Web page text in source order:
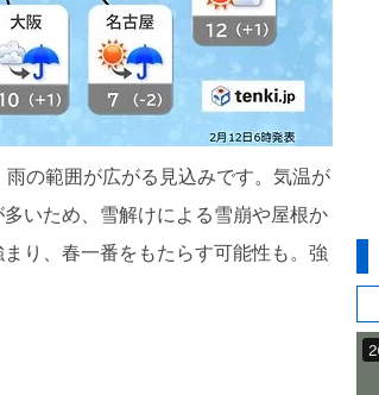
の範囲が広がる見込みです。気温が
いため、雪解けによる雪崩や屋根か
り、春一番をもたらす可能性も。強